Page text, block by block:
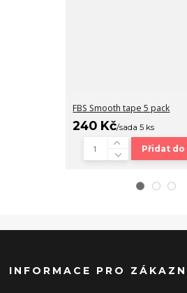
FBS Smooth tape 5 pack
240 Kč/sada 5 ks
Přidat do
INFORMACE PRO